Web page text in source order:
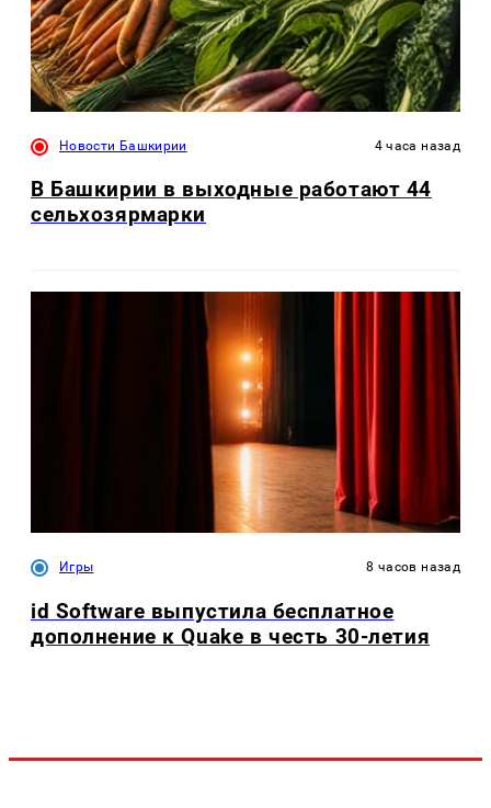
Новости Башкирии 4 часа назад
В Башкирии в выходные работают 44
сельхозярмарки
Игры 8 часов назад
id Software выпустила бесплатное
дополнение к Quake в честь 30-летия